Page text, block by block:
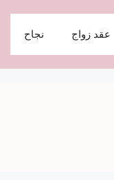
عقد زواج نجاح